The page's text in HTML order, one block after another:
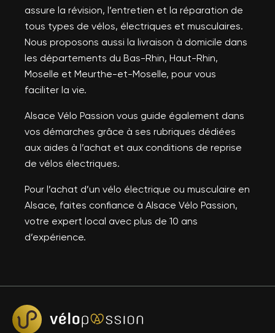
assure la révision, l’entretien et la réparation de
tous types de vélos, électriques et musculaires.
Nous proposons aussi la livraison à domicile dans
les départements du Bas-Rhin, Haut-Rhin,
Moselle et Meurthe-et-Moselle, pour vous
faciliter la vie.
Alsace Vélo Passion vous guide également dans
vos démarches grâce à ses rubriques dédiées
aux aides à l’achat et aux conditions de reprise
de vélos électriques.
Pour l’achat d’un vélo électrique ou musculaire en
Alsace, faites confiance à Alsace Vélo Passion,
votre expert local avec plus de 10 ans
d’expérience.